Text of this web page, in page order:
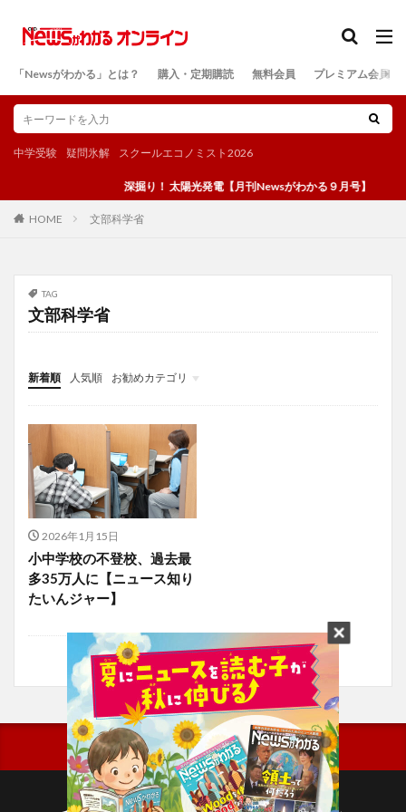
「Newsがわかる」とは？ 購入・定期購読 無料会員 プレミアム会員
中学受験 疑問氷解 スクールエコノミスト2026
深掘り！ 太陽光発電【月刊Newsがわかる９月号】
HOME 文部科学省
TAG
文部科学省
新着順 人気順
お勧めカテゴリ
投稿
学び
マンガ
電子書籍
2026年1月15日
小中学校の不登校、過去最
多35万人に【ニュース知り
たいんジャー】
検索